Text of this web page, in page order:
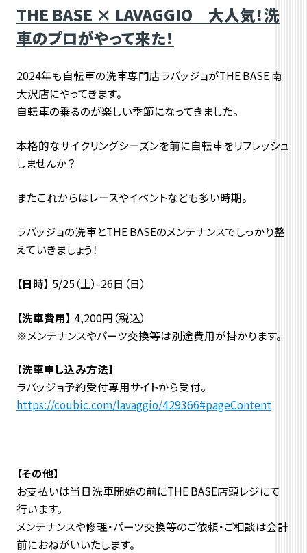
THE BASE × LAVAGGIO 大人気！洗
車のプロがやって来た！
2024年も自転車の洗車専門店ラバッジョがTHE BASE 南
大沢店にやってきます。
自転車の乗るのが楽しい季節になってきました。
本格的なサイクリングシーズンを前に自転車をリフレッシュ
しませんか？
またこれからはレースやイベントなども多い時期。
ラバッジョの洗車とTHE BASEのメンテナンスでしっかり整
えていきましょう！
【日時】 5/25（土）-26日（日）
【洗車費用】 4,200円（税込）
※メンテナンスやパーツ交換等は別途費用が掛かります。
【洗車申し込み方法】
ラバッジョ予約受付専用サイトから受付。
https://coubic.com/lavaggio/429366#pageContent
【その他】
お支払いは当日洗車開始の前にTHE BASE店頭レジにて
行います。
メンテナンスや修理・パーツ交換等のご依頼・ご相談は会計
前におねがいいたします。